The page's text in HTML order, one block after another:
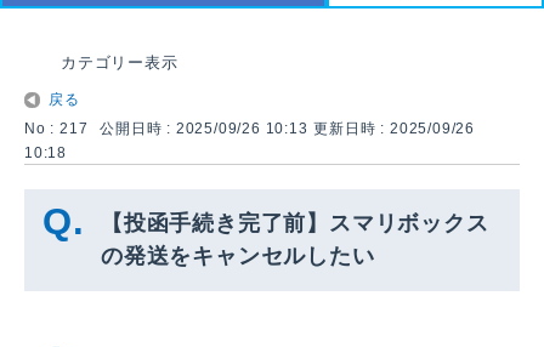
カテゴリー表示
戻る
No : 217
公開日時 : 2025/09/26 10:13 更新日時 : 2025/09/26
10:18
【投函手続き完了前】スマリボックス
の発送をキャンセルしたい